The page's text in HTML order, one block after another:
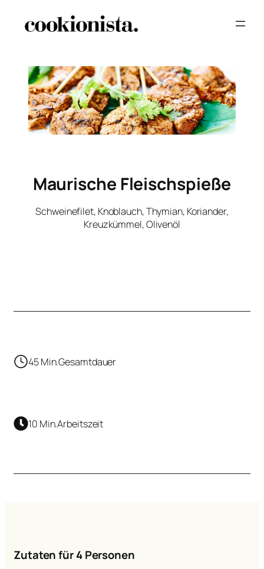
Maurische Fleischspieße
Schweinefilet, Knoblauch, Thymian, Koriander,
Kreuzkümmel, Olivenöl
45 Min.Gesamtdauer
10 Min.Arbeitszeit
Zutaten für 4 Personen